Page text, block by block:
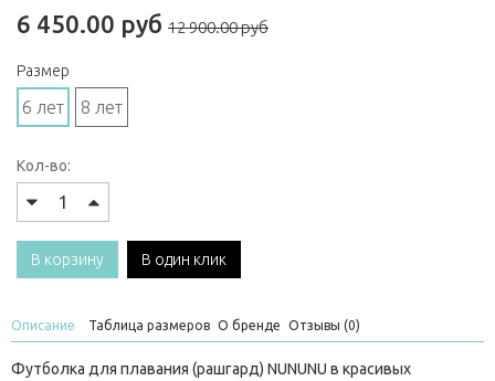
6 450.00 руб 12 900.00 руб
Размер
6 лет 8 лет
Кол-во:
В корзину В один клик
Описание Таблица размеров О бренде Отзывы (0)
Футболка для плавания (рашгард) NUNUNU в красивых